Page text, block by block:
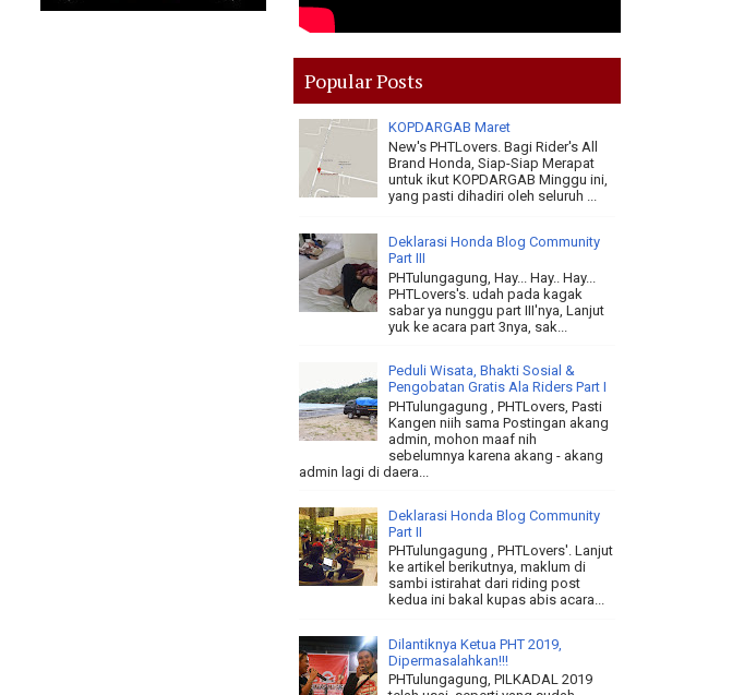
Popular Posts
KOPDARGAB Maret
New's PHTLovers. Bagi Rider's All
Brand Honda, Siap-Siap Merapat
untuk ikut KOPDARGAB Minggu ini,
yang pasti dihadiri oleh seluruh ...
Deklarasi Honda Blog Community
Part III
PHTulungagung, Hay... Hay.. Hay...
PHTLovers's. udah pada kagak
sabar ya nunggu part III'nya, Lanjut
yuk ke acara part 3nya, sak...
Peduli Wisata, Bhakti Sosial &
Pengobatan Gratis Ala Riders Part I
PHTulungagung , PHTLovers, Pasti
Kangen niih sama Postingan akang
admin, mohon maaf nih
sebelumnya karena akang - akang
admin lagi di daera...
Deklarasi Honda Blog Community
Part II
PHTulungagung , PHTLovers'. Lanjut
ke artikel berikutnya, maklum di
sambi istirahat dari riding post
kedua ini bakal kupas abis acara...
Dilantiknya Ketua PHT 2019,
Dipermasalahkan!!!
PHTulungagung, PILKADAL 2019